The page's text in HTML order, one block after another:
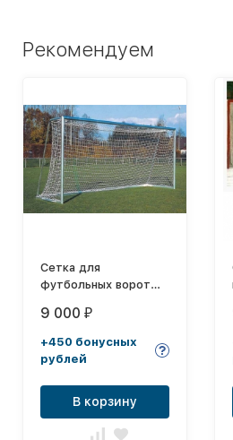
Рекомендуем
Сетка для
футбольных ворот
3,0 мм
9 000 ₽
+450 бонусных
рублей
В корзину